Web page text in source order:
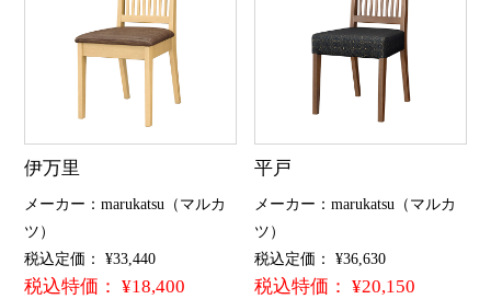
伊万里
メーカー：marukatsu（マルカ
ツ）
税込定価： ¥33,440
税込特価： ¥18,400
平戸
メーカー：marukatsu（マルカ
ツ）
税込定価： ¥36,630
税込特価： ¥20,150